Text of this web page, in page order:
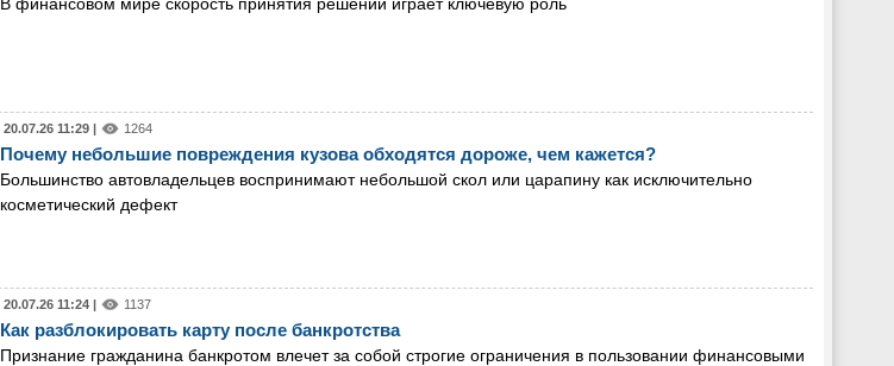
20.07.26 11:29 | 1264
Почему небольшие повреждения кузова обходятся дороже, чем кажется?
Большинство автовладельцев воспринимают небольшой скол или царапину как исключительно
косметический дефект
20.07.26 11:24 | 1137
Как разблокировать карту после банкротства
Признание гражданина банкротом влечет за собой строгие ограничения в пользовании финансовыми